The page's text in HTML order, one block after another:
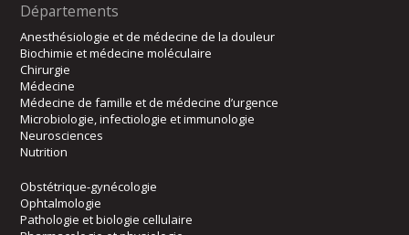
Départements
Anesthésiologie et de médecine de la douleur
Biochimie et médecine moléculaire
Chirurgie
Médecine
Médecine de famille et de médecine d’urgence
Microbiologie, infectiologie et immunologie
Neurosciences
Nutrition
Obstétrique-gynécologie
Ophtalmologie
Pathologie et biologie cellulaire